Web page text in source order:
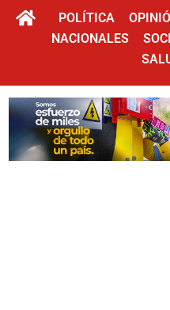
POLÍTICA
NACIONALES